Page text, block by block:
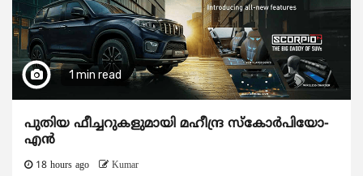
1 min read
പുതിയ ഫീച്ചറുകളുമായി മഹീന്ദ്ര സ്കോർപിയോ-
എൻ
18 hours ago Kumar